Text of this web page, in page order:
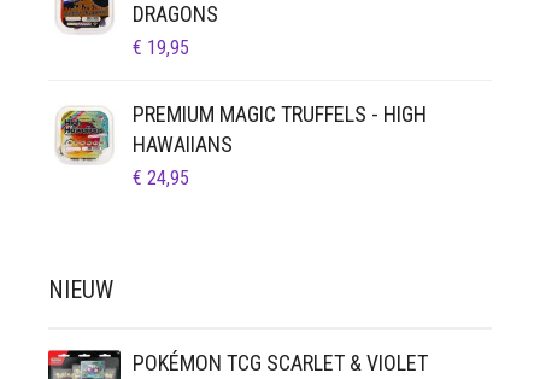
DRAGONS
€ 19,95
PREMIUM MAGIC TRUFFELS - HIGH
HAWAIIANS
€ 24,95
NIEUW
POKÉMON TCG SCARLET & VIOLET